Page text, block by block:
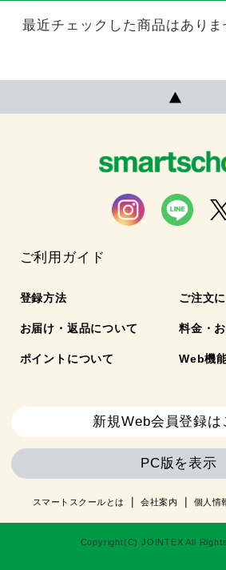
最近チェックした商品はありま
ご利用ガイド
登録方法 ご注文
お届け・返品について 料金・
ポイントについて Web機
新規Web会員登録は
PC版を表示
スマートスクールとは 会社案内 個人情
Copyright(C) JOINTEX All